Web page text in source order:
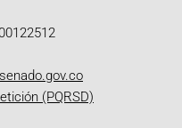
(PQRSD)